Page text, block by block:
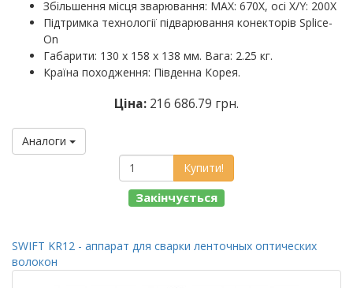
Збільшення місця зварювання: MAX: 670X, осі X/Y: 200X
Підтримка технології підварювання конекторів Splice-
On
Габарити: 130 х 158 х 138 мм. Вага: 2.25 кг.
Країна походження: Південна Корея.
Ціна: 216 686.79 грн.
Аналоги
Купити!
Закінчується
SWIFT KR12 - аппарат для сварки ленточных оптических
волокон